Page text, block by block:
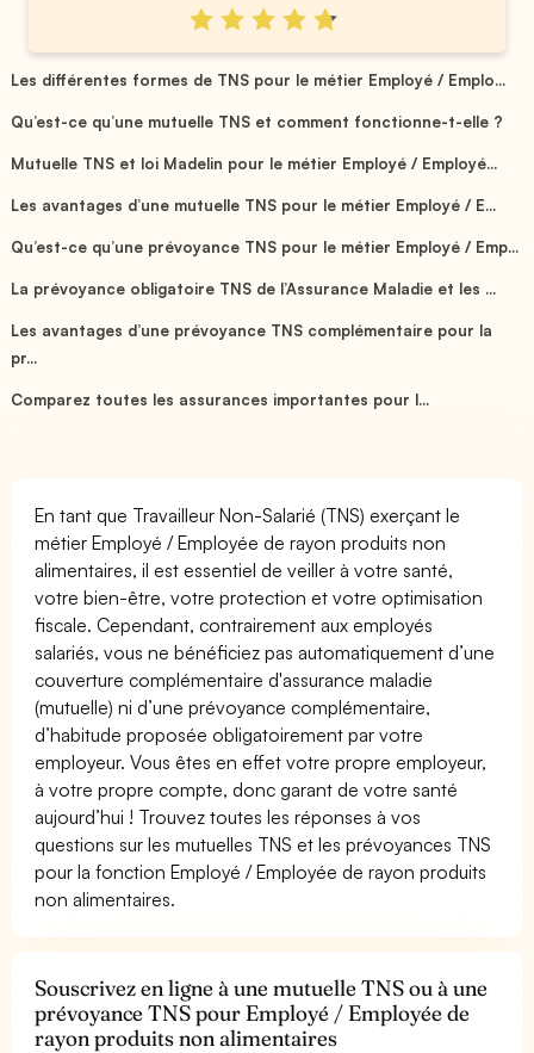
Les différentes formes de TNS pour le métier Employé / Emplo...
Qu’est-ce qu’une mutuelle TNS et comment fonctionne-t-elle ?
Mutuelle TNS et loi Madelin pour le métier Employé / Employé...
Les avantages d’une mutuelle TNS pour le métier Employé / E...
Qu’est-ce qu’une prévoyance TNS pour le métier Employé / Emp...
La prévoyance obligatoire TNS de l’Assurance Maladie et les ...
Les avantages d’une prévoyance TNS complémentaire pour la
pr...
Comparez toutes les assurances importantes pour l...
En tant que Travailleur Non-Salarié (TNS) exerçant le
métier Employé / Employée de rayon produits non
alimentaires, il est essentiel de veiller à votre santé,
votre bien-être, votre protection et votre optimisation
fiscale. Cependant, contrairement aux employés
salariés, vous ne bénéficiez pas automatiquement d’une
couverture complémentaire d'assurance maladie
(mutuelle) ni d’une prévoyance complémentaire,
d’habitude proposée obligatoirement par votre
employeur. Vous êtes en effet votre propre employeur,
à votre propre compte, donc garant de votre santé
aujourd’hui ! Trouvez toutes les réponses à vos
questions sur les mutuelles TNS et les prévoyances TNS
pour la fonction Employé / Employée de rayon produits
non alimentaires.
Souscrivez en ligne à une mutuelle TNS ou à une
prévoyance TNS pour Employé / Employée de
rayon produits non alimentaires